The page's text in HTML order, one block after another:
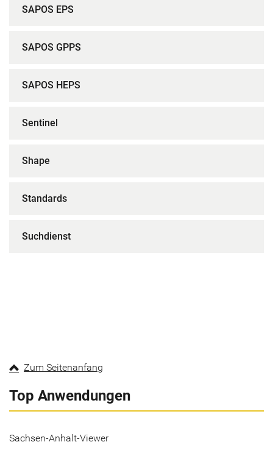
SAPOS EPS
SAPOS GPPS
SAPOS HEPS
Sentinel
Shape
Standards
Suchdienst
Zum Seitenanfang
Top Anwendungen
Sachsen-Anhalt-Viewer